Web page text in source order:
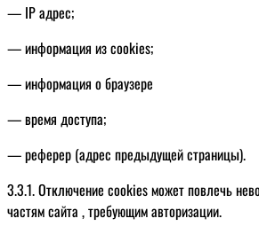
— IP адрес;
— информация из cookies;
— информация о браузере
— время доступа;
— реферер (адрес предыдущей страницы).
3.3.1. Отключение cookies может повлечь
частям сайта , требующим авторизации.